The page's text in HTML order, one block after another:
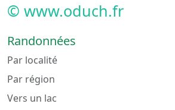
© www.oduch.fr
Randonnées
Par localité
Par région
Vers un lac